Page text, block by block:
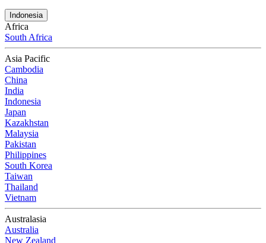
Indonesia
Africa
South Africa
Asia Pacific
Cambodia
China
India
Indonesia
Japan
Kazakhstan
Malaysia
Pakistan
Philippines
South Korea
Taiwan
Thailand
Vietnam
Australasia
Australia
New Zealand